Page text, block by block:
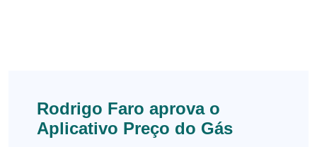
Rodrigo Faro aprova o
Aplicativo Preço do Gás